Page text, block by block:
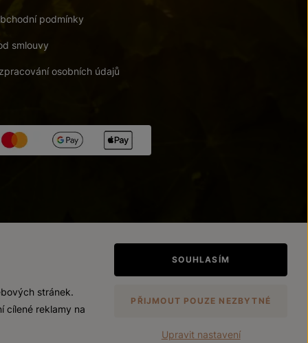
podmínky
smlouvy
osobních údajů
stránek.
cílené reklamy na
SOUHLASÍM
PŘIJMOUT POUZE NEZBYTNÉ
Upravit nastavení